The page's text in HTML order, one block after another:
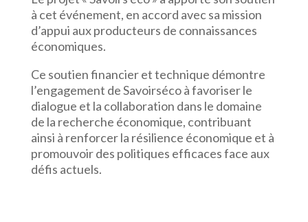
à cet événement, en accord avec sa mission
d’appui aux producteurs de connaissances
économiques.
Ce soutien financier et technique démontre
l’engagement de Savoirséco à favoriser le
dialogue et la collaboration dans le domaine
de la recherche économique, contribuant
ainsi à renforcer la résilience économique et à
promouvoir des politiques efficaces face aux
défis actuels.